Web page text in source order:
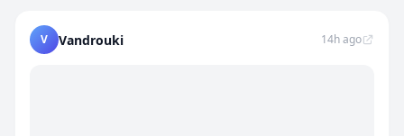
V Vandrouki 14h ago